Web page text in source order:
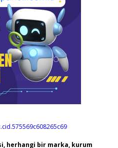
herhangi bir marka, kurum